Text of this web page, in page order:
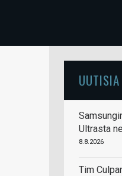
Ultrasta
8.8.2026
Tim